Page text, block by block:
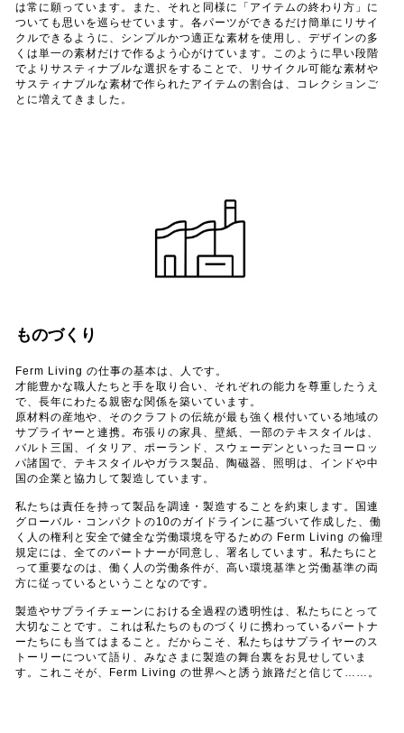
は常に願っています。また、それと同様に「アイテムの終わり方」に
ついても思いを巡らせています。各パーツができるだけ簡単にリサイ
クルできるように、シンプルかつ適正な素材を使用し、デザインの多
くは単一の素材だけで作るよう心がけています。このように早い段階
でよりサスティナブルな選択をすることで、リサイクル可能な素材や
サスティナブルな素材で作られたアイテムの割合は、コレクションご
とに増えてきました。
ものづくり
Ferm Living の仕事の基本は、人です。
才能豊かな職人たちと手を取り合い、それぞれの能力を尊重したうえ
で、長年にわたる親密な関係を築いています。
原材料の産地や、そのクラフトの伝統が最も強く根付いている地域の
サプライヤーと連携。布張りの家具、壁紙、一部のテキスタイルは、
バルト三国、イタリア、ポーランド、スウェーデンといったヨーロッ
パ諸国で、テキスタイルやガラス製品、陶磁器、照明は、インドや中
国の企業と協力して製造しています。
私たちは責任を持って製品を調達・製造することを約束します。国連
グローバル・コンパクトの10のガイドラインに基づいて作成した、働
く人の権利と安全で健全な労働環境を守るための Ferm Living の倫理
規定には、全てのパートナーが同意し、署名しています。私たちにと
って重要なのは、働く人の労働条件が、高い環境基準と労働基準の両
方に従っているということなのです。
製造やサプライチェーンにおける全過程の透明性は、私たちにとって
大切なことです。これは私たちのものづくりに携わっているパートナ
ーたちにも当てはまること。だからこそ、私たちはサプライヤーのス
トーリーについて語り、みなさまに製造の舞台裏をお見せしていま
す。これこそが、Ferm Living の世界へと誘う旅路だと信じて……。